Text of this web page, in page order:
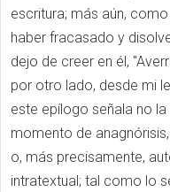
escritura; más aún,
haber fracasado y
dejo de creer en él,
por otro lado, desde mi
este epílogo señala no
momento de
o, más precisamente,
intratextual; tal como lo